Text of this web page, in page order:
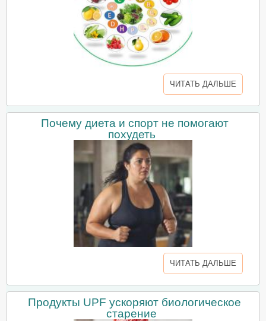
ЧИТАТЬ ДАЛЬШЕ
Почему диета и спорт не помогают
похудеть
ЧИТАТЬ ДАЛЬШЕ
Продукты UPF ускоряют биологическое
старение